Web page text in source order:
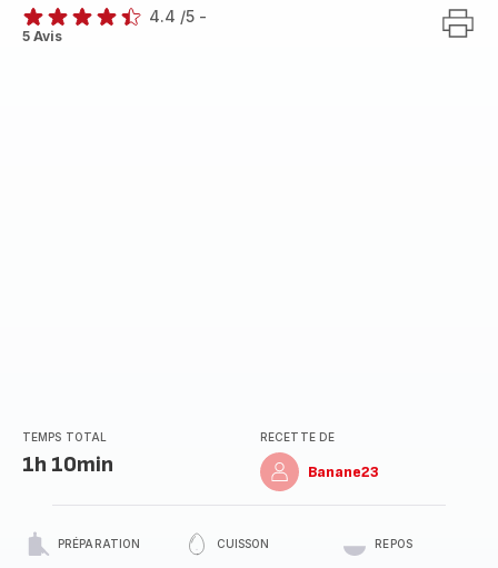
ratings.4.4
4.4 /5 -
5 Avis
TEMPS TOTAL
1h 10min
RECETTE DE
Banane23
PRÉPARATION CUISSON REPOS